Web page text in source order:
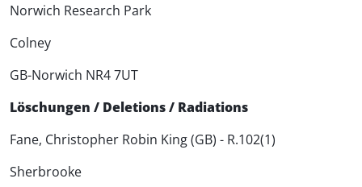
Norwich Research Park
Colney
GB-Norwich NR4 7UT
Löschungen / Deletions / Radiations
Fane, Christopher Robin King (GB) - R.102(1)
Sherbrooke